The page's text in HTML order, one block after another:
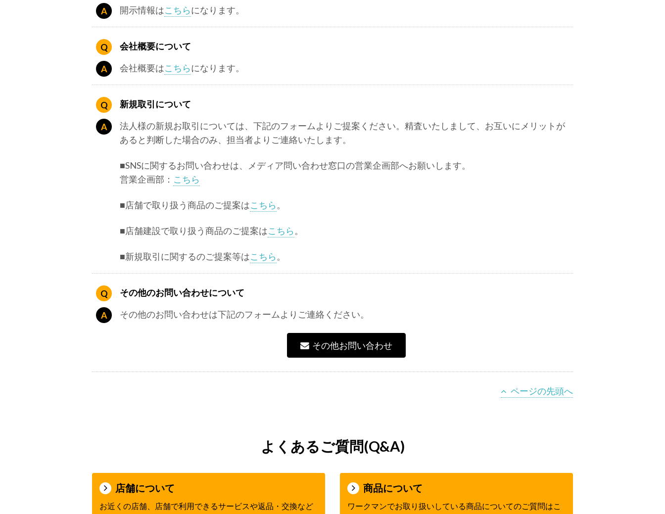
開示情報はこちらになります。
会社概要について
会社概要はこちらになります。
新規取引について
法人様の新規お取引については、下記のフォームよりご提案ください。精査いたしまして、お互いにメリットが
あると判断した場合のみ、担当者よりご連絡いたします。
■SNSに関するお問い合わせは、メディア問い合わせ窓口の営業企画部へお願いします。
営業企画部： こちら
■店舗で取り扱う商品のご提案はこちら 。
■店舗建設で取り扱う商品のご提案はこちら 。
■新規取引に関するのご提案等はこちら 。
その他のお問い合わせについて
その他のお問い合わせは下記のフォームよりご連絡ください。
その他お問い合わせ
ページの先頭へ
よくあるご質問(Q&A)
店舗について
お近くの店舗、店舗で利用できるサービスや返品・交換など
商品について
ワークマンでお取り扱いしている商品についてのご質問はこ